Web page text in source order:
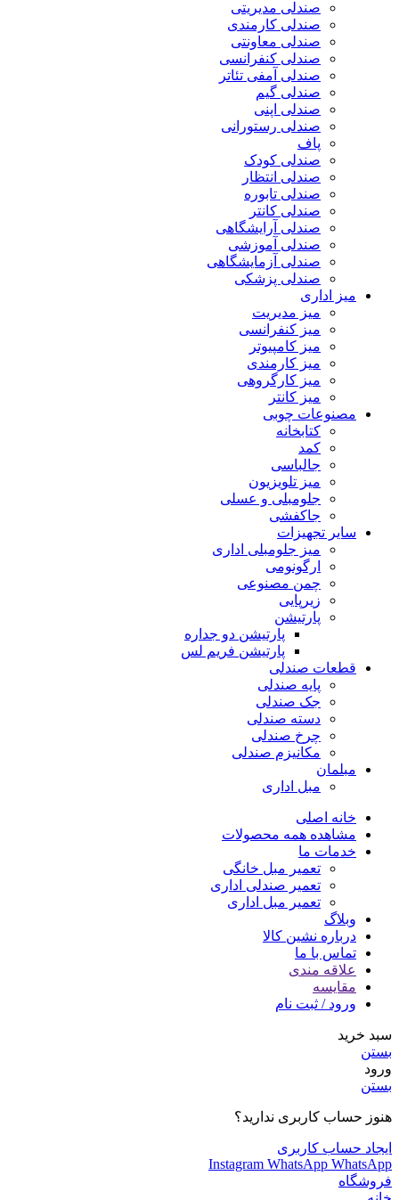
صندلی مدیریتی
صندلی کارمندی
صندلی معاونتی
صندلی کنفرانسی
صندلی آمفی تئاتر
صندلی گیم
صندلی اپنی
صندلی رستورانی
پاف
صندلی کودک
صندلی انتظار
صندلی تابوره
صندلی کانتر
صندلی آرایشگاهی
صندلی آموزشی
صندلی آزمایشگاهی
صندلی پزشکی
میز اداری
میز مدیریت
میز کنفرانسی
میز کامپیوتر
میز کارمندی
میز کارگروهی
میز کانتر
مصنوعات چوبی
کتابخانه
کمد
جالباسی
میز تلویزیون
جلومبلی و عسلی
جاکفشی
سایر تجهیزات
میز جلومبلی اداری
ارگونومی
چمن مصنوعی
زیرپایی
پارتیشن
پارتیشن دو جداره
پارتیشن فریم لس
قطعات صندلی
پایه صندلی
جک صندلی
دسته صندلی
چرخ صندلی
مکانیزم صندلی
مبلمان
مبل اداری
خانه اصلی
مشاهده همه محصولات
خدمات ما
تعمیر مبل خانگی
تعمیر صندلی اداری
تعمیر مبل اداری
وبلاگ
درباره نشین کالا
تماس با ما
علاقه مندی
مقایسه
ورود / ثبت نام
سبد خرید
بستن
ورود
بستن
هنوز حساب کاربری ندارید؟
ایجاد حساب کاربری
Instagram WhatsApp WhatsApp
فروشگاه